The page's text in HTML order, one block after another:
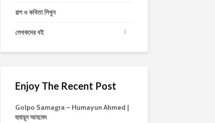
গল্প ও কবিতা লিখুন
লেখকদের বই
Enjoy The Recent Post
Golpo Samagra – Humayun Ahmed |
হুমায়ূন আহমেদ